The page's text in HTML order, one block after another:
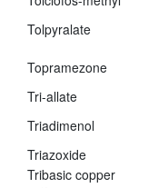
Tolpyralate
Topramezone
Tri-allate
Triadimenol
Triazoxide
Tribasic copper